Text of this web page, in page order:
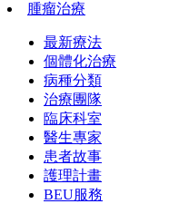
腫瘤治療
最新療法
個體化治療
病種分類
治療團隊
臨床科室
醫生專家
患者故事
護理計畫
BEU服務